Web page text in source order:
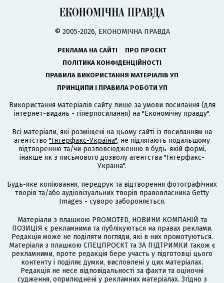
© 2005-2026, ЕКОНОМІЧНА ПРАВДА
РЕКЛАМА НА САЙТІ
ПРО ПРОЄКТ
ПОЛІТИКА КОНФІДЕНЦІЙНОСТІ
ПРАВИЛА ВИКОРИСТАННЯ МАТЕРІАЛІВ УП
ПРИНЦИПИ І ПРАВИЛА РОБОТИ УП
Використання матеріалів сайту лише за умови посилання (для
інтернет-видань - гіперпосилання) на "Економічну правду".
Всі матеріали, які розміщені на цьому сайті із посиланням на
агентство "Інтерфакс-Україна", не підлягають подальшому
відтворенню та/чи розповсюдженню в будь-якій формі,
інакше як з письмового дозволу агентства "Інтерфакс-
Україна".
Будь-яке копіювання, передрук та відтворення фотографічних
творів та/або аудіовізуальних творів правовласника Getty
Images - суворо забороняється.
Матеріали з плашкою PROMOTED, НОВИНИ КОМПАНІЙ та
ПОЗИЦІЯ є рекламними та публікуються на правах реклами.
Редакція може не поділяти погляди, які в них промотуються.
Матеріали з плашкою СПЕЦПРОЄКТ та ЗА ПІДТРИМКИ також є
рекламними, проте редакція бере участь у підготовці цього
контенту і поділяє думки, висловлені у цих матеріалах.
Редакція не несе відповідальності за факти та оціночні
судження, оприлюднені у рекламних матеріалах. Згідно з